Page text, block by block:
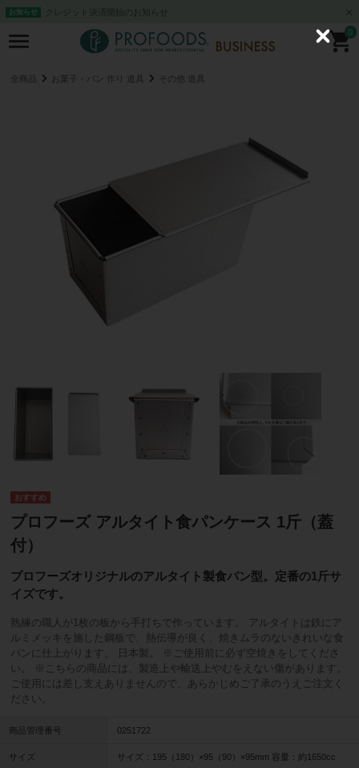
お知らせ クレジット決済開始のお知らせ
0
全商品 お菓子・パン 作り 道具 その他 道具
プロフーズ アルタイト食パンケース 1斤（蓋
付）
プロフーズオリジナルのアルタイト製食パン型。定番の1斤サ
イズです。
熟練の職人が1枚の板から手打ちで作っています。 アルタイトは鉄にア
ルミメッキを施した鋼板で、熱伝導が良く、焼きムラのないきれいな食
パンに仕上がります。 日本製。 ※ご使用前に必ず空焼きをしてくださ
い。 ※こちらの商品には、製造上や輸送上やむをえない傷があります。
ご使用には差し支えありませんので、あらかじめご了承のうえご注文く
ださい。
商品管理番号 0251722
サイズ サイズ：195（180）×95（90）×95mm 容量：約1650cc
C